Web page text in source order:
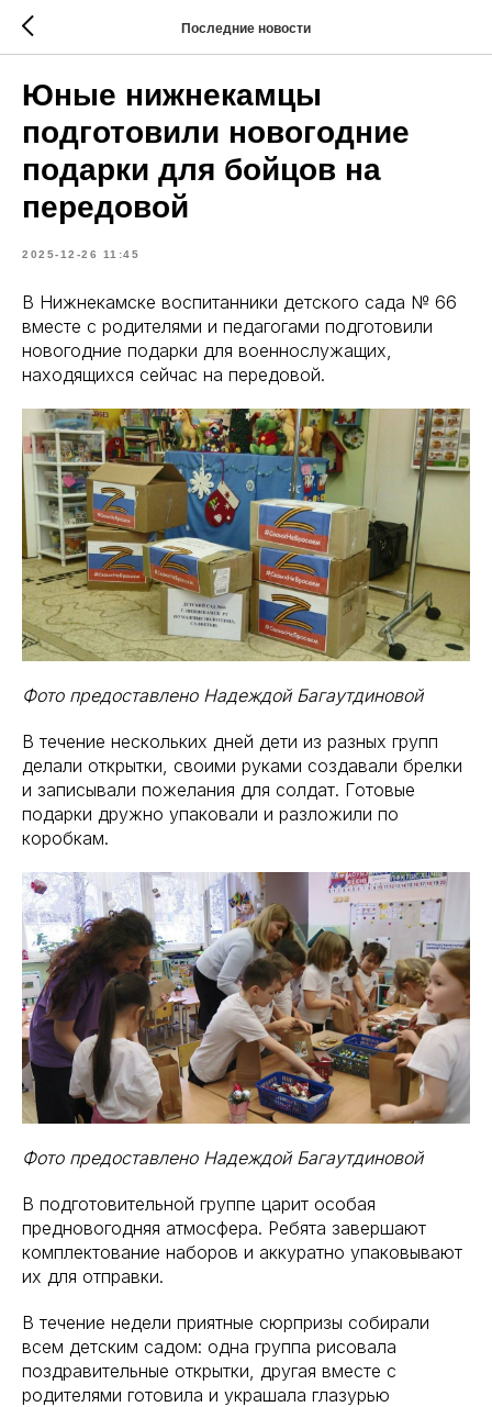
Последние новости
Юные нижнекамцы
подготовили новогодние
подарки для бойцов на
передовой
2025-12-26 11:45
В Нижнекамске воспитанники детского сада № 66
вместе с родителями и педагогами подготовили
новогодние подарки для военнослужащих,
находящихся сейчас на передовой.
Фото предоставлено Надеждой Багаутдиновой
В течение нескольких дней дети из разных групп
делали открытки, своими руками создавали брелки
и записывали пожелания для солдат. Готовые
подарки дружно упаковали и разложили по
коробкам.
Фото предоставлено Надеждой Багаутдиновой
В подготовительной группе царит особая
предновогодняя атмосфера. Ребята завершают
комплектование наборов и аккуратно упаковывают
их для отправки.
В течение недели приятные сюрпризы собирали
всем детским садом: одна группа рисовала
поздравительные открытки, другая вместе с
родителями готовила и украшала глазурью